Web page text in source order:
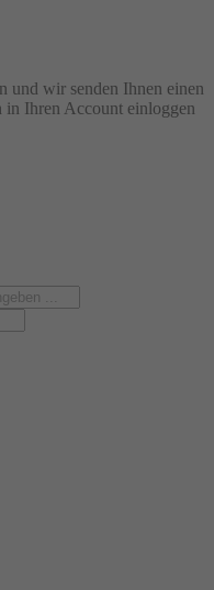
und wir senden Ihnen einen
Ihren Account einloggen